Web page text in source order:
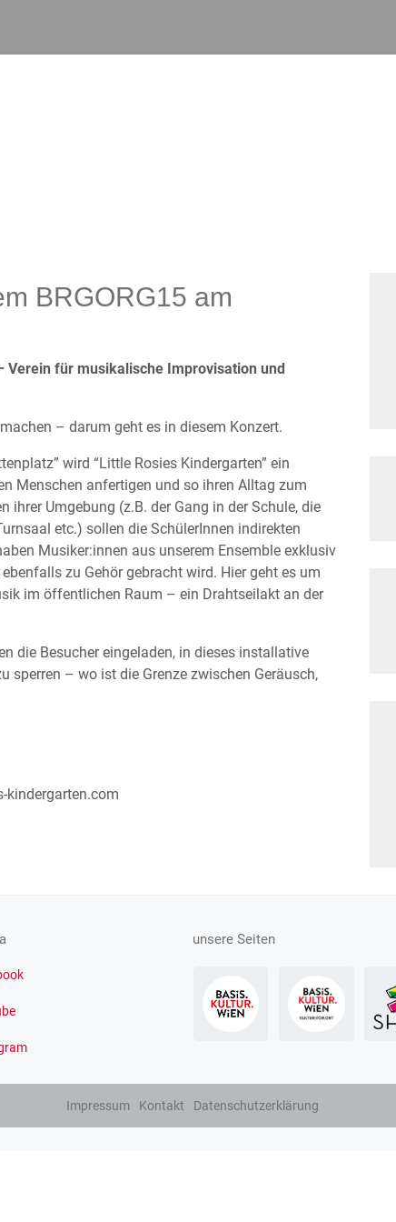
BRGORG15 am
Verein für musikalische Improvisation und
– darum geht es in diesem Konzert.
wird “Little Rosies Kindergarten” ein
Menschen anfertigen und so ihren Alltag zum
Umgebung (z.B. der Gang in der Schule, die
etc.) sollen die SchülerInnen indirekten
Musiker:innen aus unserem Ensemble exklusiv
zu Gehör gebracht wird. Hier geht es um
im öffentlichen Raum – ein Drahtseilakt an der
die Besucher eingeladen, in dieses installative
sperren – wo ist die Grenze zwischen Geräusch,
kindergarten.com
unsere Seiten
Impressum Kontakt Datenschutzerklärung